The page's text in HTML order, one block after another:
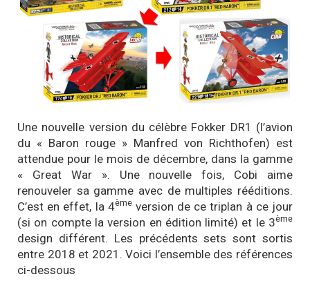
Une nouvelle version du célèbre Fokker DR1 (l’avion
du « Baron rouge » Manfred von Richthofen) est
attendue pour le mois de décembre, dans la gamme
« Great War ». Une nouvelle fois, Cobi aime
renouveler sa gamme avec de multiples rééditions.
C’est en effet, la 4èmeversion de ce triplan à ce jour
(si on compte la version en édition limité) et le 3ème
design différent. Les précédents sets sont sortis
entre 2018 et 2021. Voici l’ensemble des références
ci-dessous